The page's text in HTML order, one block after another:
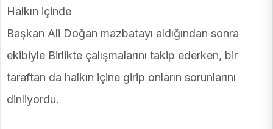
Halkın içinde
Başkan Ali Doğan mazbatayı aldığından sonra
ekibiyle Birlikte çalışmalarını takip ederken, bir
taraftan da halkın içine girip onların sorunlarını
dinliyordu.